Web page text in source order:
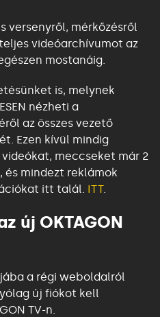
versenyről, mérkőzésről
videóarchívumot az
mostanáig.
is, melynek
nézheti a
az összes vezető
Ezen kívül mindig
meccseket már 2
és mindezt reklámok
itt talál. ITT.
új OKTAGON
a régi weboldalról
új fiókot kell
TV-n.